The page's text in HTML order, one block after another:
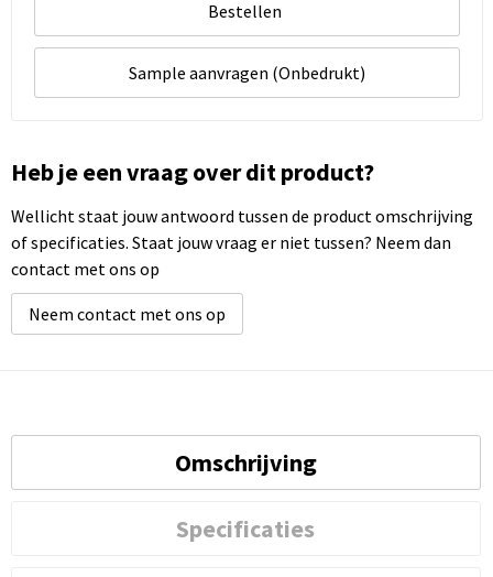
Bestellen
Sample aanvragen (Onbedrukt)
Heb je een vraag over dit product?
Wellicht staat jouw antwoord tussen de product omschrijving
of specificaties. Staat jouw vraag er niet tussen? Neem dan
contact met ons op
Neem contact met ons op
Omschrijving
Specificaties